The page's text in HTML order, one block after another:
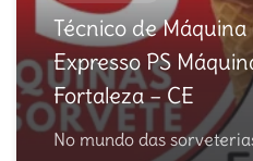
Técnico de
Expresso PS
Fortaleza – CE
No mundo das